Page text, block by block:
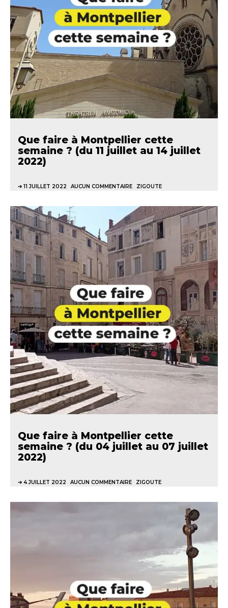
Que faire à Montpellier cette
semaine ? (du 11 juillet au 14 juillet
2022)
11 JUILLET 2022 AUCUN COMMENTAIRE ZIGOUTE
Que faire à Montpellier cette
semaine ? (du 04 juillet au 07 juillet
2022)
4 JUILLET 2022 AUCUN COMMENTAIRE ZIGOUTE